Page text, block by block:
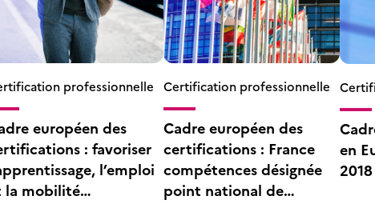
professionnelle
européen des
: favoriser
l’emploi
la mobilité
Certification professionnelle
Cadre européen des
certifications : France
compétences désignée
point national de
en
2018